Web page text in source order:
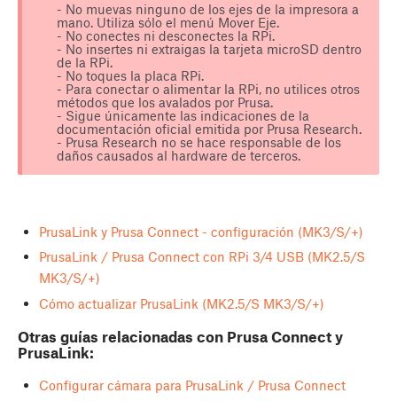
- No muevas ninguno de los ejes de la impresora a
mano. Utiliza sólo el menú Mover Eje.
- No conectes ni desconectes la RPi.
- No insertes ni extraigas la tarjeta microSD dentro
de la RPi.
- No toques la placa RPi.
- Para conectar o alimentar la RPi, no utilices otros
métodos que los avalados por Prusa.
- Sigue únicamente las indicaciones de la
documentación oficial emitida por Prusa Research.
- Prusa Research no se hace responsable de los
daños causados al hardware de terceros.
PrusaLink y Prusa Connect - configuración (MK3/S/+)
PrusaLink / Prusa Connect con RPi 3/4 USB (MK2.5/S
MK3/S/+)
Cómo actualizar PrusaLink (MK2.5/S MK3/S/+)
Otras guías relacionadas con Prusa Connect y
PrusaLink:
Configurar cámara para PrusaLink / Prusa Connect